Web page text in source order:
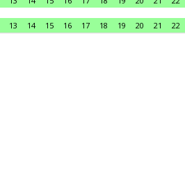
13 14 15 16 17 18 19 20 21 22